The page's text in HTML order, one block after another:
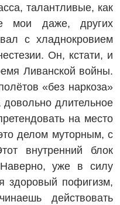
талантливые, как
мои даже, других
с хладнокровием
Он, кстати, и
Ливанской войны.
«без наркоза»
длительное
на место
делом муторным, с
внутренний блок
уже в силу
здоровый пофигизм,
действовать